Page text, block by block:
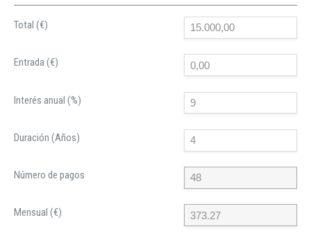
Total (€)
Entrada (€)
Interés anual (%)
Duración (Años)
Número de pagos
Mensual (€)